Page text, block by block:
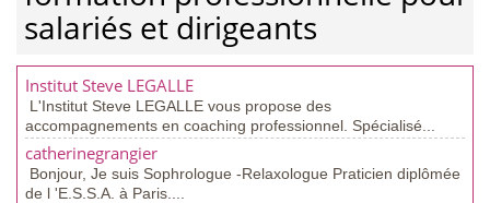
salariés et dirigeants
Institut Steve LEGALLE
L'Institut Steve LEGALLE vous propose des
accompagnements en coaching professionnel. Spécialisé...
catherinegrangier
Bonjour, Je suis Sophrologue -Relaxologue Praticien diplômée
de l 'E.S.S.A. à Paris....